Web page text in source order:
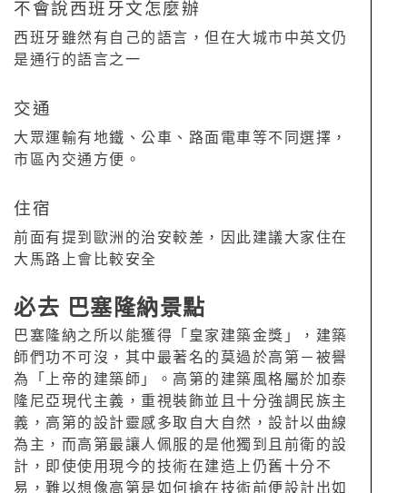
不會說西班牙文怎麼辦
西班牙雖然有自己的語言，但在大城市中英文仍
是通行的語言之一
交通
大眾運輸有地鐵、公車、路面電車等不同選擇，
市區內交通方便。
住宿
前面有提到歐洲的治安較差，因此建議大家住在
大馬路上會比較安全
必去 巴塞隆納景點
巴塞隆納之所以能獲得「皇家建築金獎」，建築
師們功不可沒，其中最著名的莫過於高第－被譽
為「上帝的建築師」。高第的建築風格屬於加泰
隆尼亞現代主義，重視裝飾並且十分強調民族主
義，高第的設計靈感多取自大自然，設計以曲線
為主，而高第最讓人佩服的是他獨到且前衛的設
計，即使使用現今的技術在建造上仍舊十分不
易，難以想像高第是如何搶在技術前便設計出如